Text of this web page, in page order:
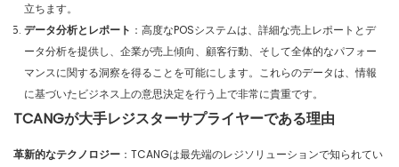
立ちます。
データ分析とレポート ：高度なPOSシステムは、詳細な売上レポートとデ
ータ分析を提供し、企業が売上傾向、顧客行動、そして全体的なパフォー
マンスに関する洞察を得ることを可能にします。これらのデータは、情報
に基づいたビジネス上の意思決定を行う上で非常に貴重です。
TCANGが大手レジスターサプライヤーである理由
革新的なテクノロジー ：TCANGは最先端のレジソリューションで知られてい